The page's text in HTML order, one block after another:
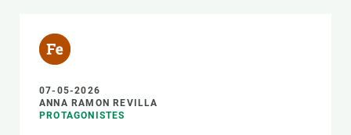
07-05-2026
ANNA RAMON REVILLA
PROTAGONISTES